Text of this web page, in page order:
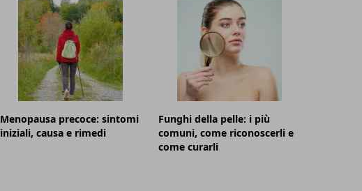
Menopausa precoce: sintomi
iniziali, causa e rimedi
Funghi della pelle: i più
comuni, come riconoscerli e
come curarli